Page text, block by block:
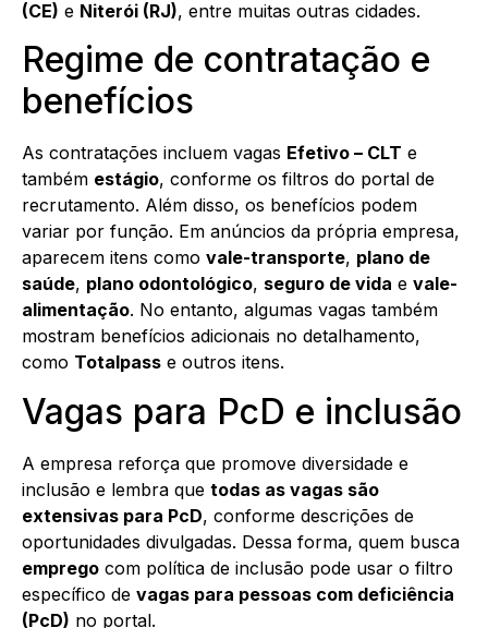
(CE) e Niterói (RJ), entre muitas outras cidades.
Regime de contratação e
benefícios
As contratações incluem vagas Efetivo – CLT e
também estágio, conforme os filtros do portal de
recrutamento. Além disso, os benefícios podem
variar por função. Em anúncios da própria empresa,
aparecem itens como vale-transporte, plano de
saúde, plano odontológico, seguro de vida e vale-
alimentação. No entanto, algumas vagas também
mostram benefícios adicionais no detalhamento,
como Totalpass e outros itens.
Vagas para PcD e inclusão
A empresa reforça que promove diversidade e
inclusão e lembra que todas as vagas são
extensivas para PcD, conforme descrições de
oportunidades divulgadas. Dessa forma, quem busca
emprego com política de inclusão pode usar o filtro
específico de vagas para pessoas com deficiência
(PcD) no portal.